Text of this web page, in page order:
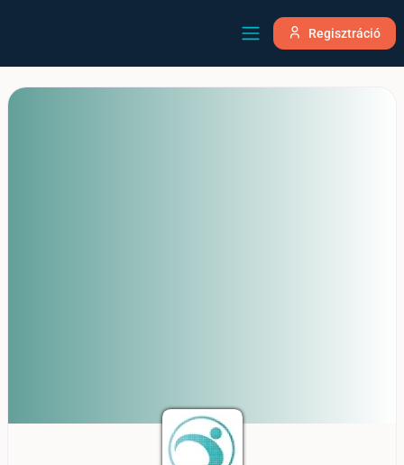
Regisztráció